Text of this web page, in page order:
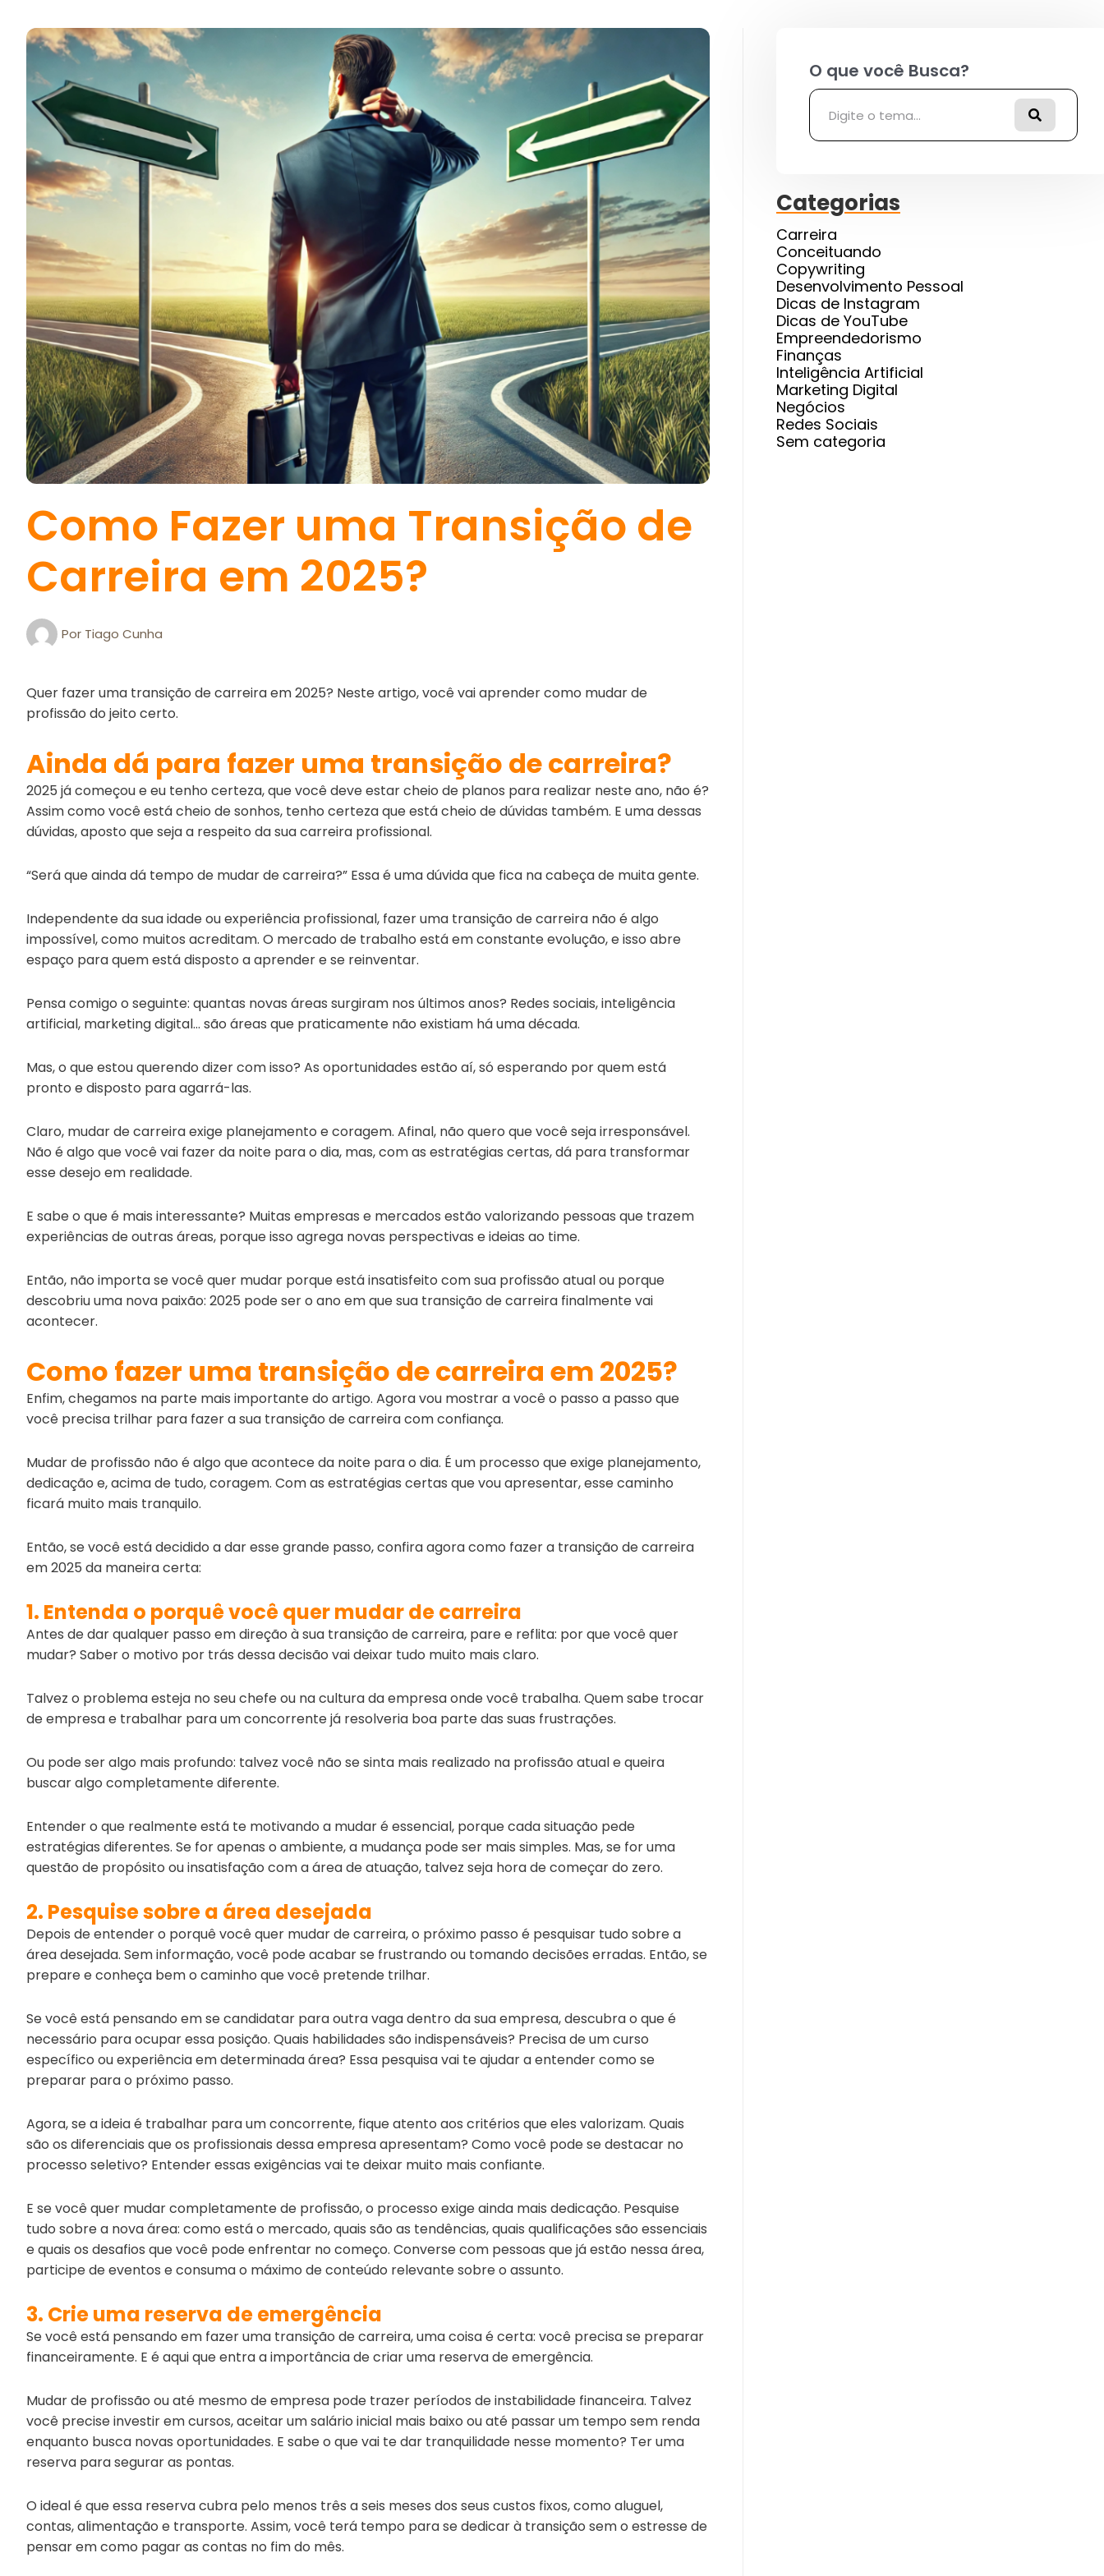
Como Fazer uma Transição de
Carreira em 2025?
Por Tiago Cunha
Quer fazer uma transição de carreira em 2025? Neste artigo, você vai aprender como mudar de
profissão do jeito certo.
Ainda dá para fazer uma transição de carreira?
2025 já começou e eu tenho certeza, que você deve estar cheio de planos para realizar neste ano, não é?
Assim como você está cheio de sonhos, tenho certeza que está cheio de dúvidas também. E uma dessas
dúvidas, aposto que seja a respeito da sua carreira profissional.
“Será que ainda dá tempo de mudar de carreira?” Essa é uma dúvida que fica na cabeça de muita gente.
Independente da sua idade ou experiência profissional, fazer uma transição de carreira não é algo
impossível, como muitos acreditam. O mercado de trabalho está em constante evolução, e isso abre
espaço para quem está disposto a aprender e se reinventar.
Pensa comigo o seguinte: quantas novas áreas surgiram nos últimos anos? Redes sociais, inteligência
artificial, marketing digital… são áreas que praticamente não existiam há uma década.
Mas, o que estou querendo dizer com isso? As oportunidades estão aí, só esperando por quem está
pronto e disposto para agarrá-las.
Claro, mudar de carreira exige planejamento e coragem. Afinal, não quero que você seja irresponsável.
Não é algo que você vai fazer da noite para o dia, mas, com as estratégias certas, dá para transformar
esse desejo em realidade.
E sabe o que é mais interessante? Muitas empresas e mercados estão valorizando pessoas que trazem
experiências de outras áreas, porque isso agrega novas perspectivas e ideias ao time.
Então, não importa se você quer mudar porque está insatisfeito com sua profissão atual ou porque
descobriu uma nova paixão: 2025 pode ser o ano em que sua transição de carreira finalmente vai
acontecer.
Como fazer uma transição de carreira em 2025?
Enfim, chegamos na parte mais importante do artigo. Agora vou mostrar a você o passo a passo que
você precisa trilhar para fazer a sua transição de carreira com confiança.
Mudar de profissão não é algo que acontece da noite para o dia. É um processo que exige planejamento,
dedicação e, acima de tudo, coragem. Com as estratégias certas que vou apresentar, esse caminho
ficará muito mais tranquilo.
Então, se você está decidido a dar esse grande passo, confira agora como fazer a transição de carreira
em 2025 da maneira certa:
1. Entenda o porquê você quer mudar de carreira
Antes de dar qualquer passo em direção à sua transição de carreira, pare e reflita: por que você quer
mudar? Saber o motivo por trás dessa decisão vai deixar tudo muito mais claro.
Talvez o problema esteja no seu chefe ou na cultura da empresa onde você trabalha. Quem sabe trocar
de empresa e trabalhar para um concorrente já resolveria boa parte das suas frustrações.
Ou pode ser algo mais profundo: talvez você não se sinta mais realizado na profissão atual e queira
buscar algo completamente diferente.
Entender o que realmente está te motivando a mudar é essencial, porque cada situação pede
estratégias diferentes. Se for apenas o ambiente, a mudança pode ser mais simples. Mas, se for uma
questão de propósito ou insatisfação com a área de atuação, talvez seja hora de começar do zero.
2. Pesquise sobre a área desejada
Depois de entender o porquê você quer mudar de carreira, o próximo passo é pesquisar tudo sobre a
área desejada. Sem informação, você pode acabar se frustrando ou tomando decisões erradas. Então, se
prepare e conheça bem o caminho que você pretende trilhar.
Se você está pensando em se candidatar para outra vaga dentro da sua empresa, descubra o que é
necessário para ocupar essa posição. Quais habilidades são indispensáveis? Precisa de um curso
específico ou experiência em determinada área? Essa pesquisa vai te ajudar a entender como se
preparar para o próximo passo.
Agora, se a ideia é trabalhar para um concorrente, fique atento aos critérios que eles valorizam. Quais
são os diferenciais que os profissionais dessa empresa apresentam? Como você pode se destacar no
processo seletivo? Entender essas exigências vai te deixar muito mais confiante.
E se você quer mudar completamente de profissão, o processo exige ainda mais dedicação. Pesquise
tudo sobre a nova área: como está o mercado, quais são as tendências, quais qualificações são essenciais
e quais os desafios que você pode enfrentar no começo. Converse com pessoas que já estão nessa área,
participe de eventos e consuma o máximo de conteúdo relevante sobre o assunto.
3. Crie uma reserva de emergência
Se você está pensando em fazer uma transição de carreira, uma coisa é certa: você precisa se preparar
financeiramente. E é aqui que entra a importância de criar uma reserva de emergência.
Mudar de profissão ou até mesmo de empresa pode trazer períodos de instabilidade financeira. Talvez
você precise investir em cursos, aceitar um salário inicial mais baixo ou até passar um tempo sem renda
enquanto busca novas oportunidades. E sabe o que vai te dar tranquilidade nesse momento? Ter uma
reserva para segurar as pontas.
O ideal é que essa reserva cubra pelo menos três a seis meses dos seus custos fixos, como aluguel,
contas, alimentação e transporte. Assim, você terá tempo para se dedicar à transição sem o estresse de
pensar em como pagar as contas no fim do mês.
Categorias
Carreira
Conceituando
Copywriting
Desenvolvimento Pessoal
Dicas de Instagram
Dicas de YouTube
Empreendedorismo
Finanças
Inteligência Artificial
Marketing Digital
Negócios
Redes Sociais
Sem categoria